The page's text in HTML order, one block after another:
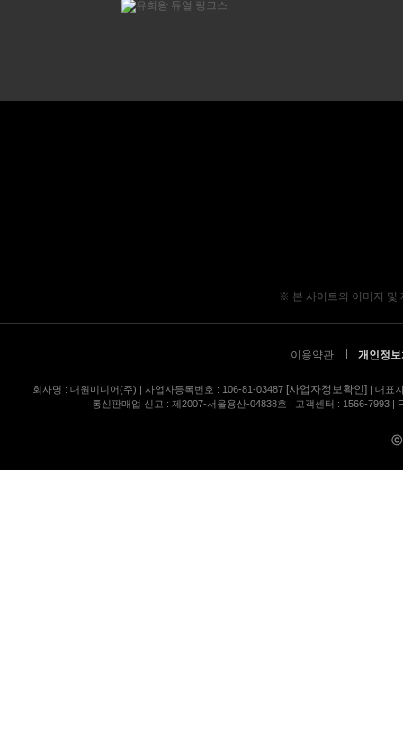
※ 본 사이트의 이미지 및
이용약관 개인정
회사명 : 대원미디어(주) | 사업자등록번호 : 106-81-03487 [사업자정보확인] | 대표
통신판매업 신고 : 제2007-서울용산-04838호 | 고객센터 : 1566-7993